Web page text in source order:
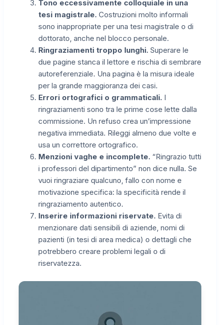
Tono eccessivamente colloquiale in una
tesi magistrale. Costruzioni molto informali
sono inappropriate per una tesi magistrale o di
dottorato, anche nel blocco personale.
Ringraziamenti troppo lunghi. Superare le
due pagine stanca il lettore e rischia di sembrare
autoreferenziale. Una pagina è la misura ideale
per la grande maggioranza dei casi.
Errori ortografici o grammaticali. I
ringraziamenti sono tra le prime cose lette dalla
commissione. Un refuso crea un’impressione
negativa immediata. Rileggi almeno due volte e
usa un correttore ortografico.
Menzioni vaghe e incomplete. “Ringrazio tutti
i professori del dipartimento” non dice nulla. Se
vuoi ringraziare qualcuno, fallo con nome e
motivazione specifica: la specificità rende il
ringraziamento autentico.
Inserire informazioni riservate. Evita di
menzionare dati sensibili di aziende, nomi di
pazienti (in tesi di area medica) o dettagli che
potrebbero creare problemi legali o di
riservatezza.